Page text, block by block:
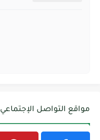
مواقع التواصل الإجتماعي